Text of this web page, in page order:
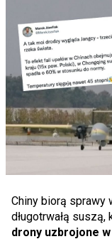
Chiny biorą sprawy
długotrwałą suszą,
drony uzbrojone